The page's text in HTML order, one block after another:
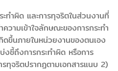
ทำผิด และการทุจริตในส่วนงานที่
ามเข้าใจลักษณะของการกระทำ
ดขึ้นภายในหน่วยงานของตนเอง
ชี้ถึงการกระทำผิด หรือการ
ทุจริตปรากฏตามเอกสารแนบ 2)